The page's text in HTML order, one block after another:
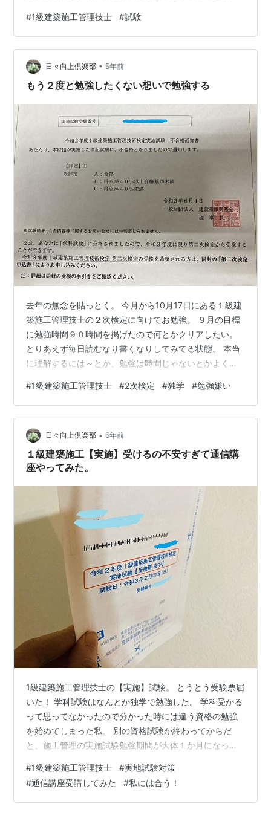
強法、取得後のキャリアまで、合格に必要な情報を網羅
的に解説します。最短合格を目指し、1級建築施工管理技
士を手に入れましょう！ 1級建築施工管理技士 第一次検
定 出題分類別問題集 令和6年度版 [ 宮下真一 ]価格：
3,080円（税込、送料無料) (2024/9/29時点) 楽天で購
#1級建築施工管理技士 #試験
日々向上倶楽部 • 5年前
もう２度と勉強したくない想いで勉強する
去年の無念を貼っとく。 今月から10月17日にある１級建
築施工管理技士の２次検定に向けてお勉強。 ９月の目標
に勉強時間９０時間を掲げたので何とかクリアしたい。
とりあえず毎日読むなり書くなりしてみてる状態。 本当
に理解するには～とか、勉強は時間じゃないとかよく言
ばんよく分かる。 私の脳みそスペックは基本的に平均以
下。 高を括って良かった試しは皆無。 ひたすら頑張って
たら運良くいい結果につながることの方が断然多い。 結
局最後は運が味方してくれるような感じ。 神様に見てて
ほしい。 無宗教だけど。 とりあえず自分で決めた９０時
間の勉強時間を達成した…
#1級建築施工管理技士 #2次検定 #独学 #勉強嫌い
日々向上倶楽部 • 6年前
１級建築施工【実施】受けるの不安すぎて通信講
座やってみた。
1級建築施工管理技士の【実施】試験。 とうとう受験票届
いた！ 学科試験はなんとか独学で勉強した。 学科受かる
って思ってなかったので分かった時には違う資格の勉強
を始めてしまった私。 別の資格試験が終わってからだ
と、施工管理の実施試験勉強期間が大体１か月になって
とか未知すぎて不安で不安で。 ちゃっかり金額がお手頃
だったので添削サービスのある通信講座に入ってみた。
なんとな～く探して今回初めて知った『独学サポート事
#1級建築施工管理技士 #実地試験対策
#通信講座受講してみた #私には合う！